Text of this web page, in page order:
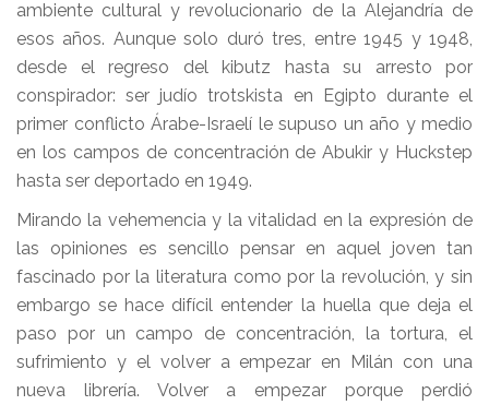
ambiente cultural y revolucionario de la Alejandría de
esos años. Aunque solo duró tres, entre 1945 y 1948,
desde el regreso del kibutz hasta su arresto por
conspirador: ser judío trotskista en Egipto durante el
primer conflicto Árabe-Israelí le supuso un año y medio
en los campos de concentración de Abukir y Huckstep
hasta ser deportado en 1949.
Mirando la vehemencia y la vitalidad en la expresión de
las opiniones es sencillo pensar en aquel joven tan
fascinado por la literatura como por la revolución, y sin
embargo se hace difícil entender la huella que deja el
paso por un campo de concentración, la tortura, el
sufrimiento y el volver a empezar en Milán con una
nueva librería. Volver a empezar porque perdió